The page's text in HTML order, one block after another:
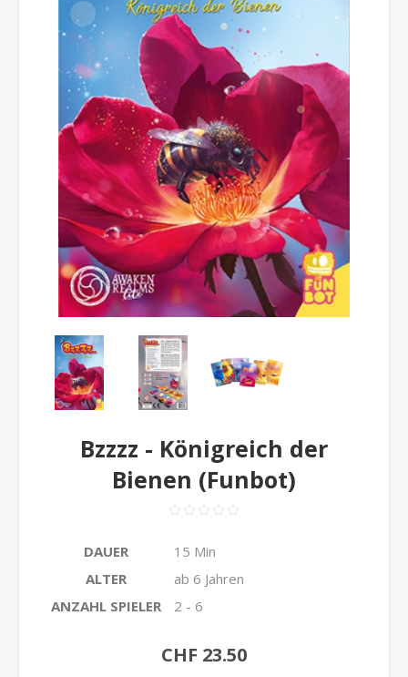
Bzzzz - Königreich der
Bienen (Funbot)
DAUER
15 Min
ALTER
ab 6 Jahren
ANZAHL SPIELER
2 - 6
CHF 23.50